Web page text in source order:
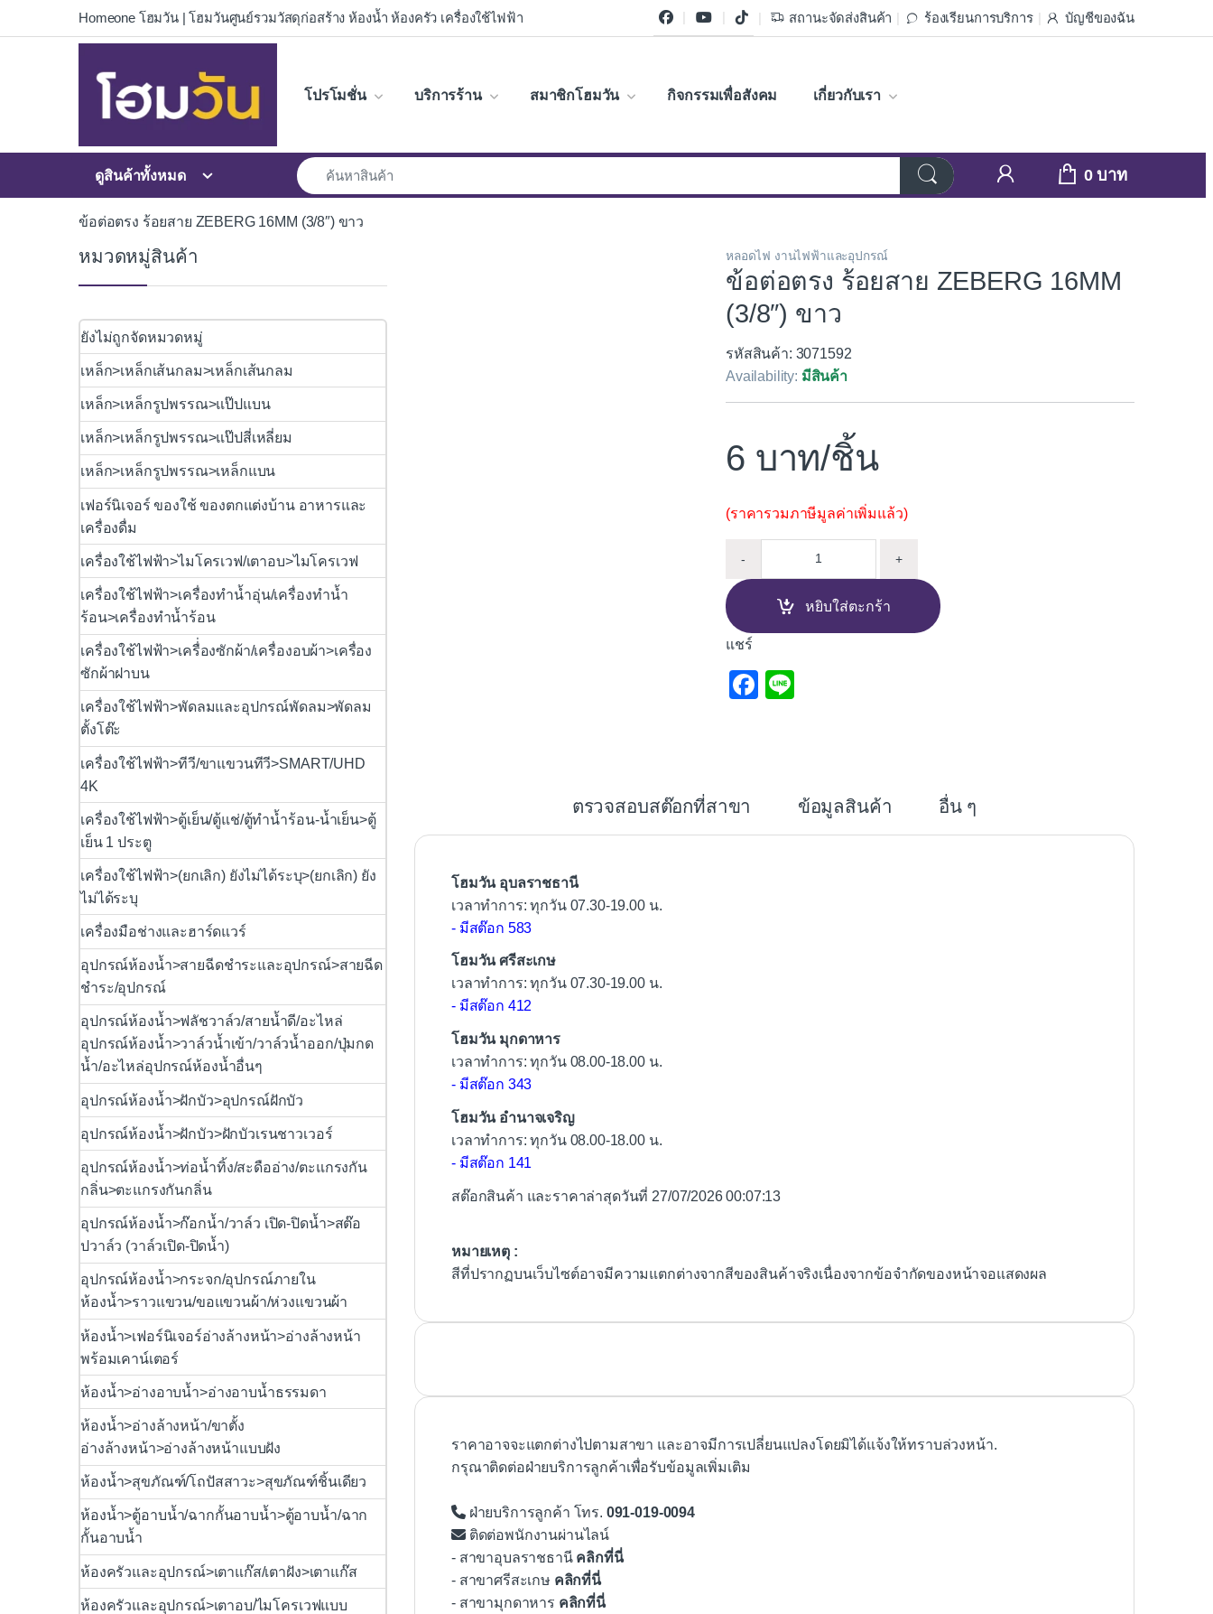
Skip to navigation
Skip to contentHomeone โฮมวัน | โฮมวันศูนย์รวมวัสดุก่อสร้าง ห้องน้ำ ห้องครัว เครื่องใช้ไฟฟ้า สถานะจัดส่งสินค้า ร้องเรียนการบริการ บัญชีของฉัน
โปรโมชั่น บริการร้าน สมาชิกโฮมวัน กิจกรรมเพื่อสังคม เกี่ยวกับเรา
ดูสินค้าทั้งหมด 0
ข้อต่อตรง ร้อยสาย ZEBERG 16MM (3/8″) ขาว
หลอดไฟ งานไฟฟ้าและอุปกรณ์
ข้อต่อตรง ร้อยสาย ZEBERG 16MM
(3/8″) ขาว
รหัสสินค้า: 3071592
Availability: มีสินค้า
6 /ชิ้น
(ราคารวมภาษีมูลค่าเพิ่มแล้ว)
- +
หยิบใส่ตะกร้า
แชร์
F
o
ตรวจสอบสต๊อกที่สาขา ข้อมูลสินค้า อื่น ๆ
โฮมวัน อุบลราชธานี
เวลาทำการ: ทุกวัน 07.30-19.00 น.
- มีสต๊อก 583
โฮมวัน ศรีสะเกษ
เวลาทำการ: ทุกวัน 07.30-19.00 น.
- มีสต๊อก 412
โฮมวัน มุกดาหาร
เวลาทำการ: ทุกวัน 08.00-18.00 น.
- มีสต๊อก 343
โฮมวัน อำนาจเจริญ
เวลาทำการ: ทุกวัน 08.00-18.00 น.
- มีสต๊อก 141
สต๊อกสินค้า และราคาล่าสุดวันที่ 27/07/2026 00:07:13
หมายเหตุ :
สีที่ปรากฏบนเว็บไซต์อาจมีความแตกต่างจากสีของสินค้าจริงเนื่องจากข้อจำกัดของหน้าจอแสดงผล
ราคาอาจจะแตกต่างไปตามสาขา และอาจมีการเปลี่ยนแปลงโดยมิได้แจ้งให้ทราบล่วงหน้า.
กรุณาติดต่อฝ่ายบริการลูกค้าเพื่อรับข้อมูลเพิ่มเติม
ฝ่ายบริการลูกค้า โทร. 091-019-0094
ติดต่อพนักงานผ่านไลน์
- สาขาอุบลราชธานี คลิกที่นี่
- สาขาศรีสะเกษ คลิกที่นี่
- สาขามุกดาหาร คลิกที่นี่
หมวดหมู่สินค้า
ยังไม่ถูกจัดหมวดหมู่
เหล็ก>เหล็กเส้นกลม>เหล็กเส้นกลม
เหล็ก>เหล็กรูปพรรณ>แป๊ปแบน
เหล็ก>เหล็กรูปพรรณ>แป๊ปสี่เหลี่ยม
เหล็ก>เหล็กรูปพรรณ>เหล็กแบน
เฟอร์นิเจอร์ ของใช้ ของตกแต่งบ้าน อาหารและ
เครื่องดื่ม
เครื่องใช้ไฟฟ้า>ไมโครเวฟ/เตาอบ>ไมโครเวฟ
เครื่องใช้ไฟฟ้า>เครื่องทำน้ำอุ่น/เครื่องทำน้ำ
ร้อน>เครื่องทำน้ำร้อน
เครื่องใช้ไฟฟ้า>เครื่่องซักผ้า/เครื่องอบผ้า>เครื่อง
ซักผ้าฝาบน
เครื่องใช้ไฟฟ้า>พัดลมและอุปกรณ์พัดลม>พัดลม
ตั้งโต๊ะ
เครื่องใช้ไฟฟ้า>ทีวี/ขาแขวนทีวี>SMART/UHD
4K
เครื่องใช้ไฟฟ้า>ตู้เย็น/ตู้แช่/ตู้ทำน้ำร้อน-น้ำเย็น>ตู้
เย็น 1 ประตู
เครื่องใช้ไฟฟ้า>(ยกเลิก) ยังไม่ได้ระบุ>(ยกเลิก) ยัง
ไม่ได้ระบุ
เครื่องมือช่างและฮาร์ดแวร์
อุปกรณ์ห้องน้ำ>สายฉีดชำระและอุปกรณ์>สายฉีด
ชำระ/อุปกรณ์
อุปกรณ์ห้องน้ำ>ฟลัชวาล์ว/สายน้ำดี/อะไหล่
อุปกรณ์ห้องน้ำ>วาล์วน้ำเข้า/วาล์วน้ำออก/ปุ่มกด
น้ำ/อะไหล่อุปกรณ์ห้องน้ำอื่นๆ
อุปกรณ์ห้องน้ำ>ฝักบัว>อุปกรณ์ฝักบัว
อุปกรณ์ห้องน้ำ>ฝักบัว>ฝักบัวเรนชาวเวอร์
อุปกรณ์ห้องน้ำ>ท่อน้ำทิ้ง/สะดืออ่าง/ตะแกรงกัน
กลิ่น>ตะแกรงกันกลิ่น
อุปกรณ์ห้องน้ำ>ก๊อกน้ำ/วาล์ว เปิด-ปิดน้ำ>สต๊อ
ปวาล์ว (วาล์วเปิด-ปิดน้ำ)
อุปกรณ์ห้องน้ำ>กระจก/อุปกรณ์ภายใน
ห้องน้ำ>ราวแขวน/ขอแขวนผ้า/ห่วงแขวนผ้า
ห้องน้ำ>เฟอร์นิเจอร์อ่างล้างหน้า>อ่างล้างหน้า
พร้อมเคาน์เตอร์
ห้องน้ำ>อ่างอาบน้ำ>อ่างอาบน้ำธรรมดา
ห้องน้ำ>อ่างล้างหน้า/ขาตั้ง
อ่างล้างหน้า>อ่างล้างหน้าแบบฝัง
ห้องน้ำ>สุขภัณฑ์/โถปัสสาวะ>สุขภัณฑ์ชิ้นเดียว
ห้องน้ำ>ตู้อาบน้ำ/ฉากกั้นอาบน้ำ>ตู้อาบน้ำ/ฉาก
กั้นอาบน้ำ
ห้องครัวและอุปกรณ์>เตาแก๊ส/เตาฝัง>เตาแก๊ส
ห้องครัวและอุปกรณ์>เตาอบ/ไมโครเวฟแบบ